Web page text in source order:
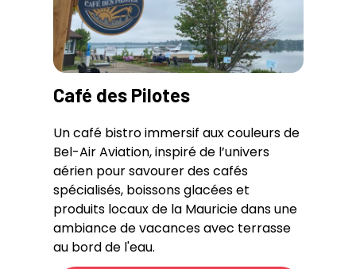
Café des Pilotes
Un café bistro immersif aux couleurs de
Bel-Air Aviation, inspiré de l’univers
aérien pour savourer des cafés
spécialisés, boissons glacées et
produits locaux de la Mauricie dans une
ambiance de vacances avec terrasse
au bord de l'eau.